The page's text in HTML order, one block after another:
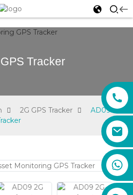
+86 188 7850 0956
+86 159 8670 4515
+86 159 8667 0464
Tracker
2G GPS Tracker
AD09 2G